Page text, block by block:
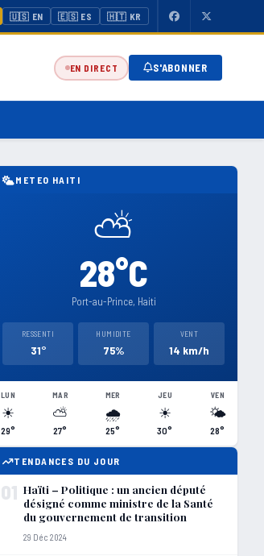
🇺🇸 EN 🇪🇸 ES 🇭🇹 KR
EN DIRECT S'ABONNER
METEO HAITI
⛅
28°C
Port-au-Prince, Haiti
RESSENTI
31°
HUMIDITE
75%
VENT
14 km/h
LUN
☀
29°
MAR
⛅
27°
MER
🌧
25°
JEU
☀
30°
VEN
🌤
28°
TENDANCES DU JOUR
01 Haïti – Politique : un ancien député
désigné comme ministre de la Santé
du gouvernement de transition
29 Déc 2024